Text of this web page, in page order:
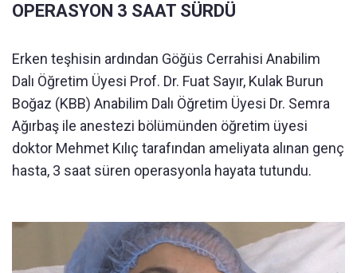
OPERASYON 3 SAAT SÜRDÜ
Erken teşhisin ardından Göğüs Cerrahisi Anabilim
Dalı Öğretim Üyesi Prof. Dr. Fuat Sayır, Kulak Burun
Boğaz (KBB) Anabilim Dalı Öğretim Üyesi Dr. Semra
Ağırbaş ile anestezi bölümünden öğretim üyesi
doktor Mehmet Kılıç tarafından ameliyata alınan genç
hasta, 3 saat süren operasyonla hayata tutundu.